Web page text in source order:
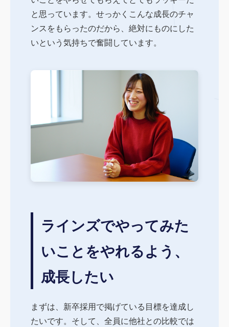
と思っています。せっかくこんな成長のチャ
ンスをもらったのだから、絶対にものにした
いという気持ちで奮闘しています。
ラインズでやってみた
いことをやれるよう、
成長したい
まずは、新卒採用で掲げている目標を達成し
たいです。そして、全員に他社との比較では